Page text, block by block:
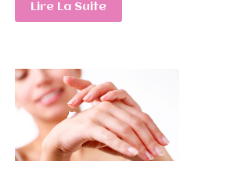
Lire La Suite